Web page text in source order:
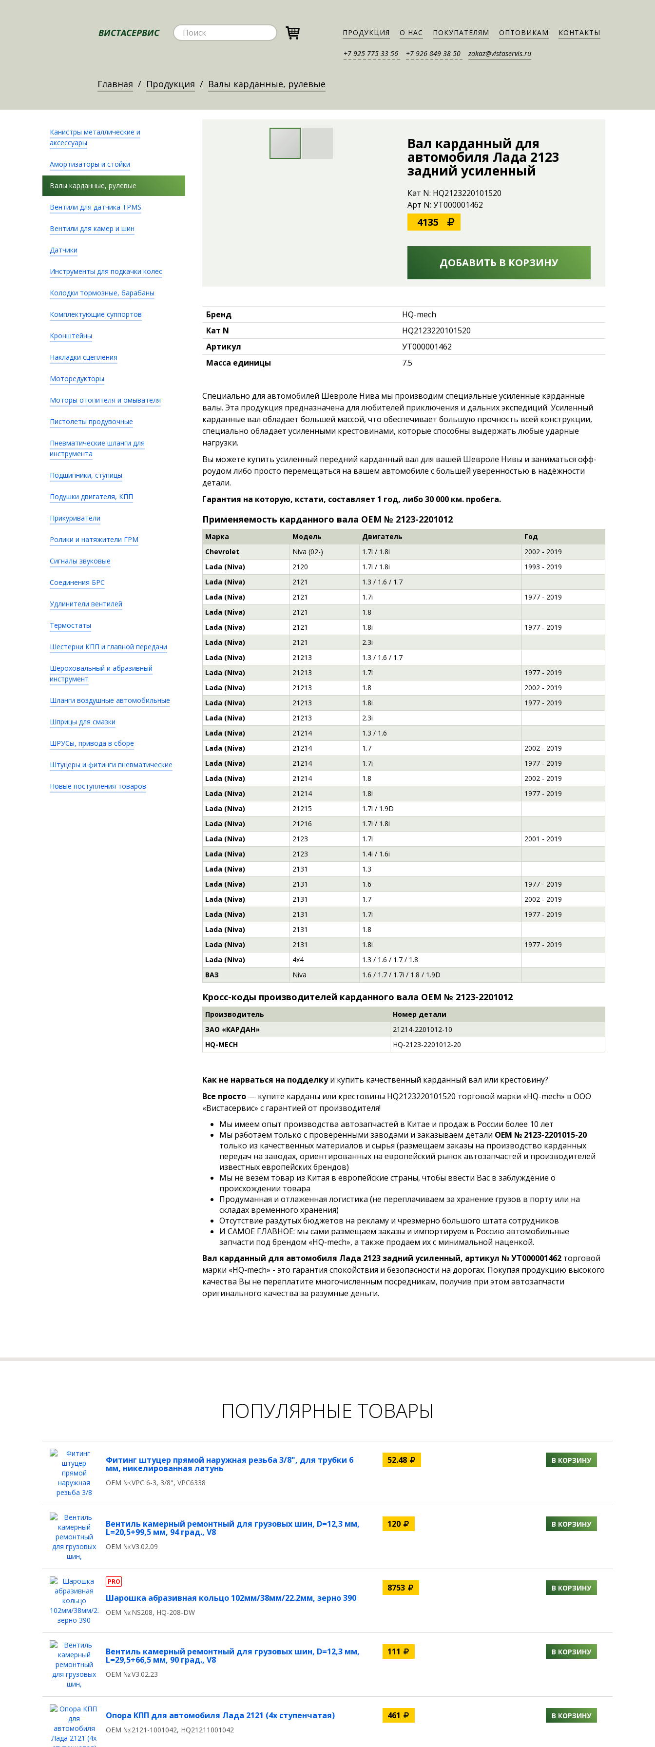
ВИСТАСЕРВИС ПРОДУКЦИЯ О НАС ПОКУПАТЕЛЯМ ОПТОВИКАМ КОНТАКТЫ
+7 925 775 33 56 +7 926 849 38 50 zakaz@vistaservis.ru
Главная Продукция Валы карданные, рулевые
Канистры металлические и
аксессуары
Амортизаторы и стойки
Валы карданные, рулевые
Вентили для датчика TPMS
Вентили для камер и шин
Датчики
Инструменты для подкачки колес
Колодки тормозные, барабаны
Комплектующие суппортов
Кронштейны
Накладки сцепления
Моторедукторы
Моторы отопителя и омывателя
Пистолеты продувочные
Пневматические шланги для
инструмента
Подшипники, ступицы
Подушки двигателя, КПП
Прикуриватели
Ролики и натяжители ГРМ
Сигналы звуковые
Соединения БРС
Удлинители вентилей
Термостаты
Шестерни КПП и главной передачи
Шероховальный и абразивный
инструмент
Шланги воздушные автомобильные
Шприцы для смазки
ШРУСы, привода в сборе
Штуцеры и фитинги пневматические
Новые поступления товаров
Вал карданный для
автомобиля Лада 2123
задний усиленный
Кат N: HQ2123220101520
Арт N: УТ000001462
4135
ДОБАВИТЬ В КОРЗИНУ
Бренд
HQ-mech
Кат N
HQ2123220101520
Артикул
УТ000001462
Масса единицы
7.5
Специально для автомобилей Шевроле Нива мы производим специальные усиленные карданные
валы. Эта продукция предназначена для любителей приключения и дальних экспедиций. Усиленный
карданные вал обладает большей массой, что обеспечивает большую прочность всей конструкции,
специально обладает усиленными крестовинами, которые способны выдержать любые ударные
нагрузки.
Вы можете купить усиленный передний карданный вал для вашей Шевроле Нивы и заниматься офф-
роудом либо просто перемещаться на вашем автомобиле с большей уверенностью в надёжности
детали.
Гарантия на которую, кстати, составляет 1 год, либо 30 000 км. пробега.
Применяемость карданного вала OEM № 2123-2201012
Марка Модель Двигатель
Год
Chevrolet
Niva (02-) 1.7i / 1.8i
2002 - 2019
Lada (Niva)
2120 1.7i / 1.8i
1993 - 2019
Lada (Niva)
2121
1.3 / 1.6 / 1.7
Lada (Niva)
2121 1.7i
1977 - 2019
Lada (Niva)
2121
1.8
Lada (Niva)
2121 1.8i
1977 - 2019
Lada (Niva)
2121
2.3i
Lada (Niva)
21213
1.3 / 1.6 / 1.7
Lada (Niva)
21213 1.7i
1977 - 2019
Lada (Niva)
21213 1.8
2002 - 2019
Lada (Niva)
21213 1.8i
1977 - 2019
Lada (Niva)
21213
2.3i
Lada (Niva)
21214
1.3 / 1.6
Lada (Niva)
21214 1.7
2002 - 2019
Lada (Niva)
21214 1.7i
1977 - 2019
Lada (Niva)
21214 1.8
2002 - 2019
Lada (Niva)
21214 1.8i
1977 - 2019
Lada (Niva)
21215
1.7i / 1.9D
Lada (Niva)
21216
1.7i / 1.8i
Lada (Niva)
2123 1.7i
2001 - 2019
Lada (Niva)
2123
1.4i / 1.6i
Lada (Niva)
2131
1.3
Lada (Niva)
2131 1.6
1977 - 2019
Lada (Niva)
2131 1.7
2002 - 2019
Lada (Niva)
2131 1.7i
1977 - 2019
Lada (Niva)
2131
1.8
Lada (Niva)
2131 1.8i
1977 - 2019
Lada (Niva)
4x4
1.3 / 1.6 / 1.7 / 1.8
ВАЗ
Niva 1.6 / 1.7 / 1.7i / 1.8 / 1.9D
Кросс-коды производителей карданного вала OEM № 2123-2201012
Производитель
Номер детали
ЗАО «КАРДАН»
21214-2201012-10
HQ-MECH
HQ-2123-2201012-20
Как не нарваться на подделкуи купить качественный карданный вал или крестовину?
Все просто— купите карданы или крестовины HQ2123220101520 торговой марки «HQ-mech» в ООО
«Вистасервис» с гарантией от производителя!
Мы имеем опыт производства автозапчастей в Китае и продаж в России более 10 лет
Мы работаем только с проверенными заводами и заказываем детали OEM № 2123-2201015-20
только из качественных материалов и сырья (размещаем заказы на производство карданных
передач на заводах, ориентированных на европейский рынок автозапчастей и производителей
известных европейских брендов)
Мы не везем товар из Китая в европейские страны, чтобы ввести Вас в заблуждение о
происхождении товара
Продуманная и отлаженная логистика (не переплачиваем за хранение грузов в порту или на
складах временного хранения)
Отсутствие раздутых бюджетов на рекламу и чрезмерно большого штата сотрудников
И САМОЕ ГЛАВНОЕ: мы сами размещаем заказы и импортируем в Россию автомобильные
запчасти под брендом «HQ-mech», а также продаем их с минимальной наценкой.
Вал карданный для автомобиля Лада 2123 задний усиленный, артикул № УТ000001462 торговой
марки «HQ-mech» - это гарантия спокойствия и безопасности на дорогах. Покупая продукцию высокого
качества Вы не переплатите многочисленным посредникам, получив при этом автозапчасти
оригинального качества за разумные деньги.
ПОПУЛЯРНЫЕ ТОВАРЫ
Фитинг штуцер прямой наружная резьба 3/8", для трубки 6
мм, никелированная латунь
OEM №:VPC 6-3, 3/8", VPC6338
52.48 В КОРЗИНУ
Вентиль камерный ремонтный для грузовых шин, D=12,3 мм,
L=20,5+99,5 мм, 94 град., V8
OEM №:V3.02.09
120 В КОРЗИНУ
PRO
Шарошка абразивная кольцо 102мм/38мм/22.2мм, зерно 390
OEM №:NS208, HQ-208-DW
8753 В КОРЗИНУ
Вентиль камерный ремонтный для грузовых шин, D=12,3 мм,
L=29,5+66,5 мм, 90 град., V8
OEM №:V3.02.23
111 В КОРЗИНУ
Опора КПП для автомобиля Лада 2121 (4х ступенчатая)
OEM №:2121-1001042, HQ21211001042
461 В КОРЗИНУ